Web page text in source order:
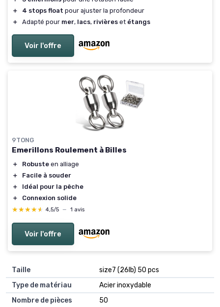
＋
4 stops float pour ajuster la profondeur
＋
Adapté pour mer, lacs, rivières et étangs
Voir l'offre
9TONG
Emerillons Roulement à Billes
＋ Robuste en alliage
＋
Facile à souder
＋
Idéal pour la pêche
＋
Connexion solide
★★★★★
★★★★★ 4,5/5 — 1 avis
Voir l'offre
Taille
‎size7 (26lb) 50 pcs
Type de matériau
‎Acier inoxydable
Nombre de pièces
‎50